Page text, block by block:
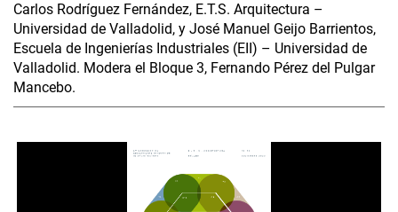
Carlos Rodríguez Fernández, E.T.S. Arquitectura –
Universidad de Valladolid, y José Manuel Geijo Barrientos,
Escuela de Ingenierías Industriales (EII) – Universidad de
Valladolid. Modera el Bloque 3, Fernando Pérez del Pulgar
Mancebo.